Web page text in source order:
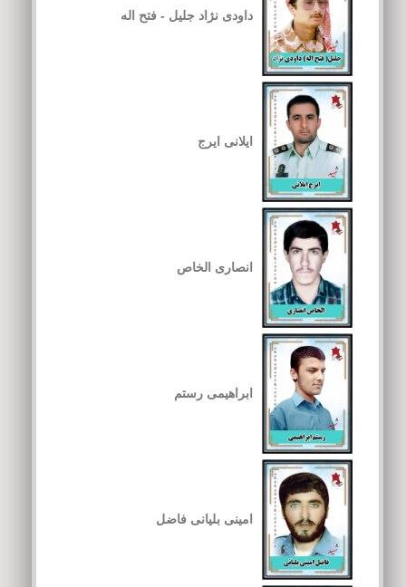
داودی نژاد جلیل - فتح اله
ایلانی ایرج
انصاری الخاص
ابراهیمی رستم
امینی بلیانی فاضل